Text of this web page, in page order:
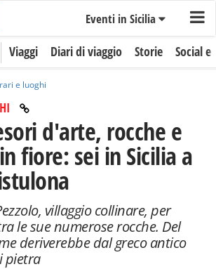
Eventi in Sicilia
Viaggi Diari di viaggio Storie Social
e luoghi
d'arte, rocche e
fiore: sei in Sicilia a
villaggio collinare, per
le sue numerose rocche. Del
deriverebbe dal greco antico
pietra